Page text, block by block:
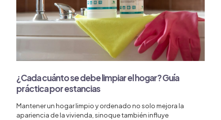
¿Cada cuánto se debe limpiar el hogar? Guía
práctica por estancias
Mantener un hogar limpio y ordenado no solo mejora la
apariencia de la vivienda, sinoque también influye